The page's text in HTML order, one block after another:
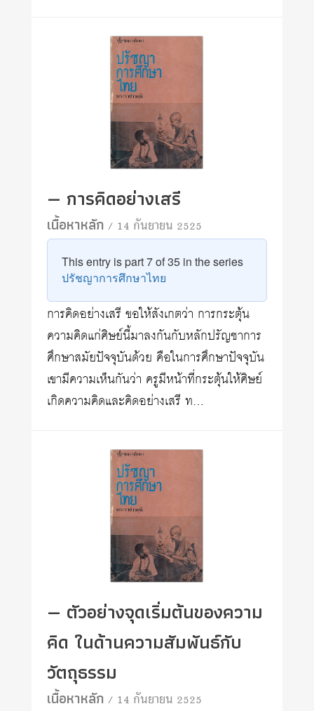
— การคิดอย่างเสรี
เนื้อหาหลัก/ 14 กันยายน 2525
This entry is part 7 of 35 in the series
ปรัชญาการศึกษาไทย
การคิดอย่างเสรี ขอให้สังเกตว่า การกระตุ้น
ความคิดแก่ศิษย์นี้มาลงกันกับหลักปรัญชาการ
ศึกษาสมัยปัจจุบันด้วย คือในการศึกษาปัจจุบัน
เขามีความเห็นกันว่า ครูมีหน้าที่กระตุ้นให้ศิษย์
เกิดความคิดและคิดอย่างเสรี ท…
— ตัวอย่างจุดเริ่มต้นของความ
คิด ในด้านความสัมพันธ์กับ
วัตถุธรรม
เนื้อหาหลัก/ 14 กันยายน 2525